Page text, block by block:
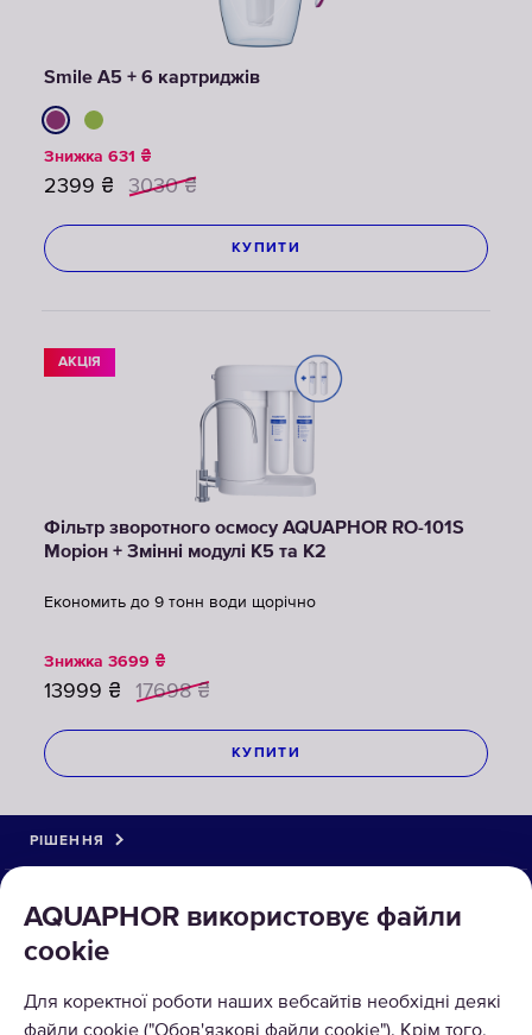
Smile A5 + 6 картриджів
Знижка 631 ₴
2399 ₴ 3030 ₴
КУПИТИ
АКЦІЯ
Фільтр зворотного осмосу AQUAPHOR RO-101S
Моріон + Змінні модулі K5 та К2
Економить до 9 тонн води щорічно
Знижка 3699 ₴
13999 ₴ 17698 ₴
КУПИТИ
AQUAPHOR використовує файли
cookie
Для коректної роботи наших вебсайтів необхідні деякі
РІШЕННЯ
ПРО КОМПАНІЮ
МОЖНА РОЗРАХОВУВАТИСЯ